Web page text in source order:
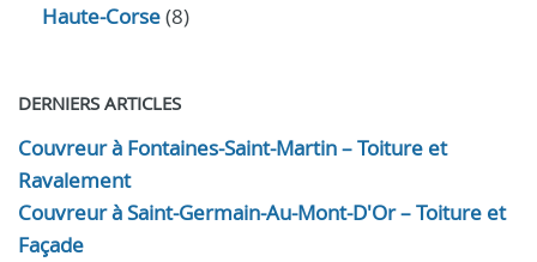
Haute-Corse(8)
DERNIERS ARTICLES
Couvreur à Fontaines-Saint-Martin – Toiture et
Ravalement
Couvreur à Saint-Germain-Au-Mont-D'Or – Toiture et
Façade